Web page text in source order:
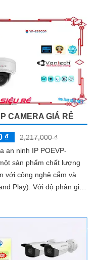
CAMERA GIÁ RẺ
₫
2,217,000 ₫
an ninh IP POEVP-
sản phẩm chất lượng
với công nghệ cắm và
Với độ phân giải